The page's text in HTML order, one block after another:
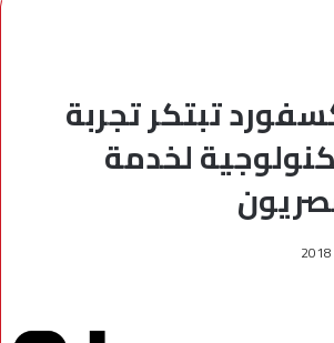
تبتكر تجربة
لخدمة